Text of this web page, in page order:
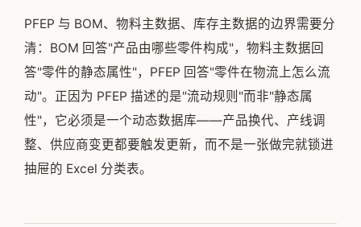
PFEP 与 BOM、物料主数据、库存主数据的边界需要分
清：BOM 回答"产品由哪些零件构成"，物料主数据回
答"零件的静态属性"，PFEP 回答"零件在物流上怎么流
动"。正因为 PFEP 描述的是"流动规则"而非"静态属
性"，它必须是一个动态数据库——产品换代、产线调
整、供应商变更都要触发更新，而不是一张做完就锁进
抽屉的 Excel 分类表。